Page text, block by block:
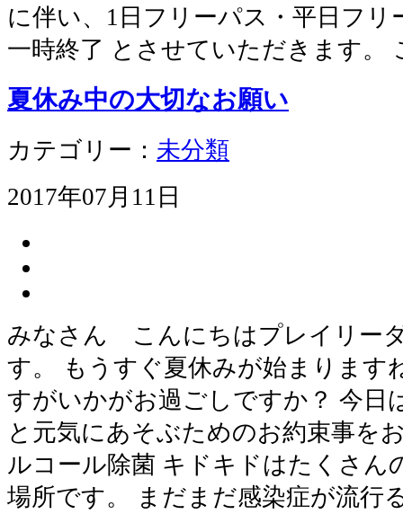
に伴い、1日フリーパス・平日フ
一時終了 とさせていただきます。
夏休み中の大切なお願い
カテゴリー： 未分類
2017年07月11日
みなさん こんにちはプレイリー
す。 もうすぐ夏休みが始まります
すがいかがお過ごしですか？ 今日
と元気にあそぶためのお約束事を
ルコール除菌 キドキドはたくさん
場所です。 まだまだ感染症が流行